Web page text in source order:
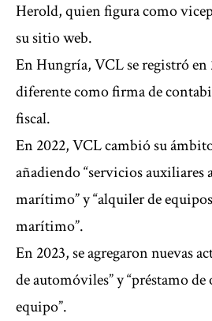
Herold, quien figura como
su sitio web.
En Hungría, VCL se registró
diferente como firma de
fiscal.
En 2022, VCL cambió su
añadiendo “servicios auxiliares
marítimo” y “alquiler de
marítimo”.
En 2023, se agregaron nuevas
de automóviles” y “préstamo
equipo”.